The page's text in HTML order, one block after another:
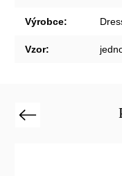
Výrobce:
Vzor:
Previous